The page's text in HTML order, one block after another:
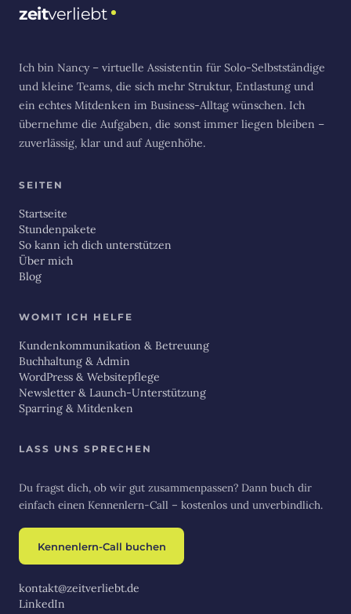
zeitverliebt
Ich bin Nancy – virtuelle Assistentin für Solo-Selbstständige
und kleine Teams, die sich mehr Struktur, Entlastung und
ein echtes Mitdenken im Business-Alltag wünschen. Ich
übernehme die Aufgaben, die sonst immer liegen bleiben –
zuverlässig, klar und auf Augenhöhe.
SEITEN
Startseite
Stundenpakete
So kann ich dich unterstützen
Über mich
Blog
WOMIT ICH HELFE
Kundenkommunikation & Betreuung
Buchhaltung & Admin
WordPress & Websitepflege
Newsletter & Launch-Unterstützung
Sparring & Mitdenken
LASS UNS SPRECHEN
Du fragst dich, ob wir gut zusammenpassen? Dann buch dir
einfach einen Kennenlern-Call – kostenlos und unverbindlich.
Kennenlern-Call buchen
kontakt@zeitverliebt.de
LinkedIn